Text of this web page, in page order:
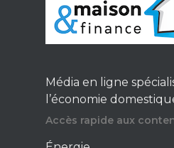
Média en ligne
l’économie
Accès rapide aux